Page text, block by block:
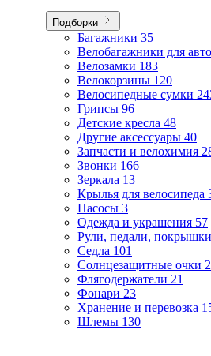
Подборки
Багажники 35
Велобагажники для
Велозамки 183
Велокорзины 120
Велосипедные сумки
Грипсы 96
Детские кресла 48
Другие аксессуары 40
Запчасти и велохимия
Звонки 166
Зеркала 13
Крылья для велосипеда
Насосы 3
Одежда и украшения 57
Рули, педали, покрышки
Седла 101
Солнцезащитные очки
Флягодержатели 21
Фонари 23
Хранение и перевозка
Шлемы 130